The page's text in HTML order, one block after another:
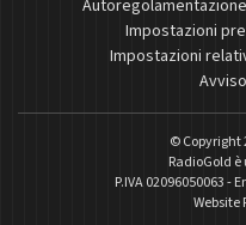
Impostazioni
Impostazioni
© Copyright
RadioGold è
P.IVA 02096050063 -
Website